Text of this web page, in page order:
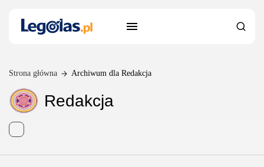
Strona główna Archiwum dla Redakcja
Redakcja